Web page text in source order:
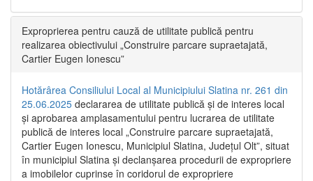
Exproprierea pentru cauză de utilitate publică pentru
realizarea obiectivului „Construire parcare supraetajată,
Cartier Eugen Ionescu”
Hotărârea Consiliului Local al Municipiului Slatina nr. 261 din
25.06.2025 declararea de utilitate publică și de interes local
și aprobarea amplasamentului pentru lucrarea de utilitate
publică de interes local „Construire parcare supraetajată,
Cartier Eugen Ionescu, Municipiul Slatina, Județul Olt”, situat
în municipiul Slatina și declanșarea procedurii de expropriere
a imobilelor cuprinse în coridorul de expropriere